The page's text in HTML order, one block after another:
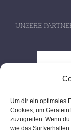
Um dir ein optimales
Cookies, um
zuzugreifen. Wenn
wie das
UNSERE